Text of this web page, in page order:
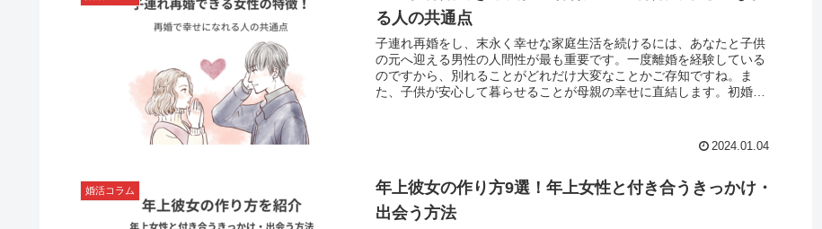
る人の共通点
子連れ再婚をし、末永く幸せな家庭生活を続けるには、あなたと子供
の元へ迎える男性の人間性が最も重要です。一度離婚を経験している
のですから、別れることがどれだけ大変なことかご存知ですね。ま
た、子供が安心して暮らせることが母親の幸せに直結します。初婚の
2024.01.04
婚活コラム
年上彼女の作り方9選！年上女性と付き合うきっかけ・
出会う方法